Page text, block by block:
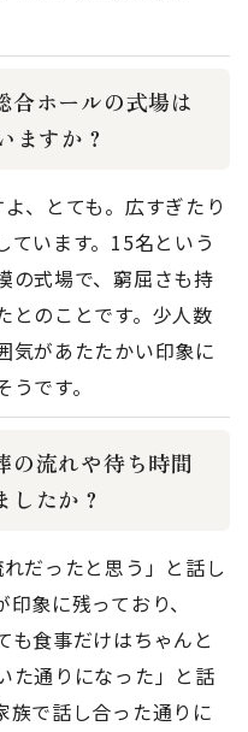
合ホールの式場は
ますか？
、とても。広すぎたり
ています。15名という
の式場で、窮屈さも持
とのことです。少人数
気があたたかい印象に
です。
の流れや待ち時間
したか？
だったと思う」と話し
象に残っており、
も食事だけはちゃんと
た通りになった」と話
族で話し合った通りに